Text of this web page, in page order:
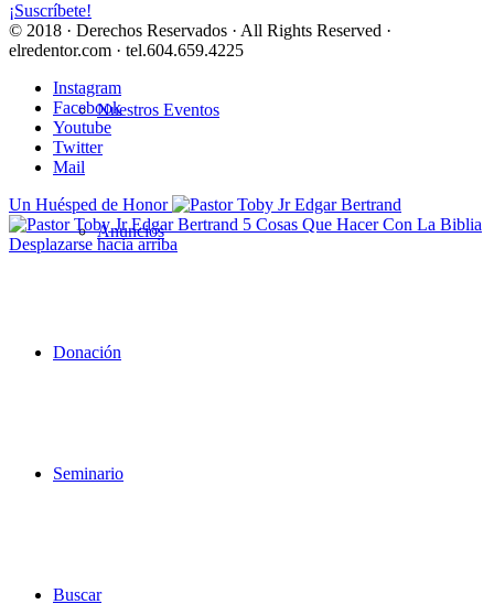
Nuestros Eventos
Anuncios
Donación
Seminario
Buscar
¡Suscríbete!
© 2018 · Derechos Reservados · All Rights Reserved ·
elredentor.com · tel.604.659.4225
Instagram
Facebook
Youtube
Twitter
Mail
Un Huésped de Honor
5 Cosas Que Hacer Con La Biblia
Desplazarse hacia arriba